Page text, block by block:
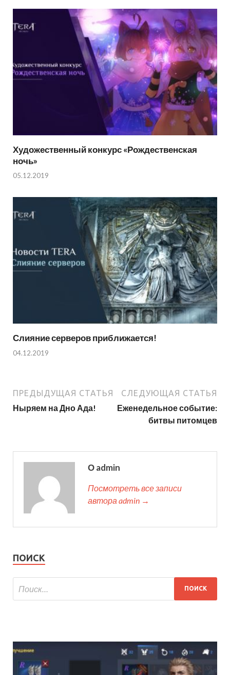
Художественный конкурс «Рождественская
ночь»
05.12.2019
Слияние серверов приближается!
04.12.2019
ПРЕДЫДУЩАЯ СТАТЬЯ
Ныряем на Дно Ада!
СЛЕДУЮЩАЯ СТАТЬЯ
Еженедельное событие:
битвы питомцев
О admin
Посмотреть все записи
автора admin →
ПОИСК